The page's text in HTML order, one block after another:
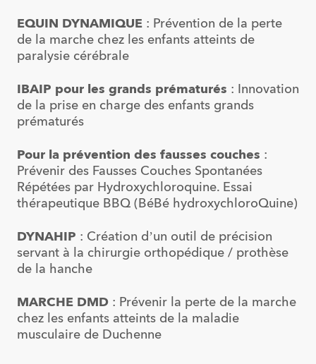
EQUIN DYNAMIQUE : Prévention de la perte
de la marche chez les enfants atteints de
paralysie cérébrale
IBAIP pour les grands prématurés : Innovation
de la prise en charge des enfants grands
prématurés
Pour la prévention des fausses couches :
Prévenir des Fausses Couches Spontanées
Répétées par Hydroxychloroquine. Essai
thérapeutique BBQ (BéBé hydroxychloroQuine)
DYNAHIP : Création d’un outil de précision
servant à la chirurgie orthopédique / prothèse
de la hanche
MARCHE DMD : Prévenir la perte de la marche
chez les enfants atteints de la maladie
musculaire de Duchenne